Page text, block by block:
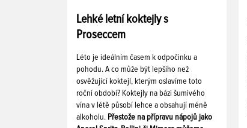
Lehké letní koktejly s
Proseccem
Léto je ideálním časem k odpočinku a
pohodu. A co může být lepšího než
osvěžující koktejl, kterým oslavíme toto
roční období? Koktejly na bázi šumivého
vína v létě působí lehce a obsahují méně
alkoholu. Přestože na přípravu nápojů jako